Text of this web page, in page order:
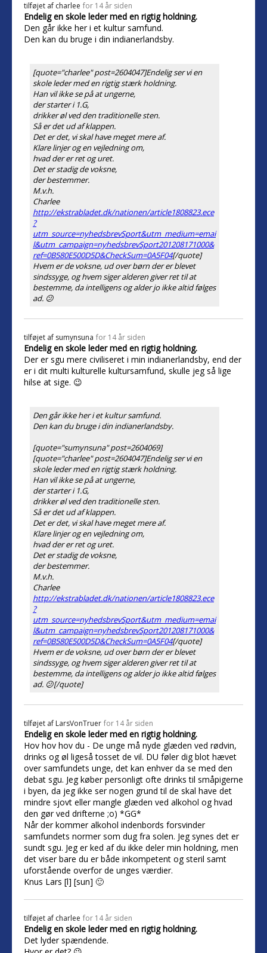
tilføjet af charlee for 14 år siden
Endelig en skole leder med en rigtig holdning.
Den går ikke her i et kultur samfund.
Den kan du bruge i din indianerlandsby.
[quote="charlee" post=2604047]Endelig ser vi en
skole leder med en rigtig stærk holdning.
Han vil ikke se på at ungerne,
der starter i 1.G,
drikker øl ved den traditionelle sten.
Så er det ud af klappen.
Det er det, vi skal have meget mere af.
Klare linjer og en vejledning om,
hvad der er ret og uret.
Det er stadig de voksne,
der bestemmer.
M.v.h.
Charlee
http://ekstrabladet.dk/nationen/article1808823.ece
?
utm_source=nyhedsbrevSport&utm_medium=emai
l&utm_campaign=nyhedsbrevSport201208171000&
ref=0B580E500D5D&CheckSum=0A5F04[/quote]
Hvem er de voksne, ud over børn der er blevet
sindssyge, og hvem siger alderen giver ret til at
bestemme, da intelligens og alder jo ikke altid følges
ad. 😕
tilføjet af sumynsuna for 14 år siden
Endelig en skole leder med en rigtig holdning.
Der er sgu mere civiliseret i min indianerlandsby, end der
er i dit multi kulturelle kultursamfund, skulle jeg så lige
hilse at sige. 😉
Den går ikke her i et kultur samfund.
Den kan du bruge i din indianerlandsby.
[quote="sumynsuna" post=2604069]
[quote="charlee" post=2604047]Endelig ser vi en
skole leder med en rigtig stærk holdning.
Han vil ikke se på at ungerne,
der starter i 1.G,
drikker øl ved den traditionelle sten.
Så er det ud af klappen.
Det er det, vi skal have meget mere af.
Klare linjer og en vejledning om,
hvad der er ret og uret.
Det er stadig de voksne,
der bestemmer.
M.v.h.
Charlee
http://ekstrabladet.dk/nationen/article1808823.ece
?
utm_source=nyhedsbrevSport&utm_medium=emai
l&utm_campaign=nyhedsbrevSport201208171000&
ref=0B580E500D5D&CheckSum=0A5F04[/quote]
Hvem er de voksne, ud over børn der er blevet
sindssyge, og hvem siger alderen giver ret til at
bestemme, da intelligens og alder jo ikke altid følges
ad. 😕[/quote]
tilføjet af LarsVonTruer for 14 år siden
Endelig en skole leder med en rigtig holdning.
Hov hov hov du - De unge må nyde glæden ved rødvin,
drinks og øl ligeså tosset de vil. DU føler dig blot hævet
over samfundets unge, det kan enhver da se med den
debat sgu. Jeg køber personligt ofte drinks til småpigerne
i byen, da jeg ikke ser nogen grund til de skal have det
mindre sjovt eller mangle glæden ved alkohol og hvad
den gør ved drifterne ;o) *GG*
Når der kommer alkohol indenbords forsvinder
samfundets normer som dug fra solen. Jeg synes det er
sundt sgu. Jeg er ked af du ikke deler min holdning, men
det viser bare du er både inkompetent og steril samt
uforstående overfor de unges værdier.
Knus Lars [l] [sun] 🙂
tilføjet af charlee for 14 år siden
Endelig en skole leder med en rigtig holdning.
Det lyder spændende.